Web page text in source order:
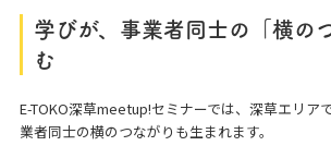
学びが、事業者同士の「横の
む
E-TOKO深草meetup!セミナーでは、深草エリア
業者同士の横のつながりも生まれます。